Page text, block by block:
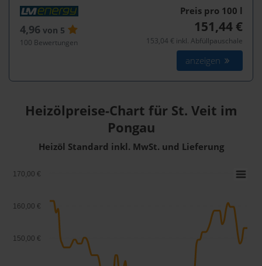
4,96von 5
100 Bewertungen
Preis pro 100 l
151,44 €
153,04 € inkl. Abfüllpauschale
anzeigen
Heizölpreise-Chart für St. Veit im
Pongau
Heizöl Standard inkl. MwSt. und Lieferung
150,00 €
160,00 €
170,00 €